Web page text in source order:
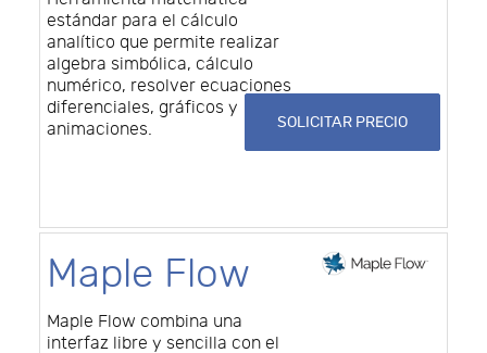
estándar para el cálculo
analítico que permite realizar
algebra simbólica, cálculo
numérico, resolver ecuaciones
diferenciales, gráficos y
animaciones.
SOLICITAR PRECIO
Maple Flow
Maple Flow combina una
interfaz libre y sencilla con el